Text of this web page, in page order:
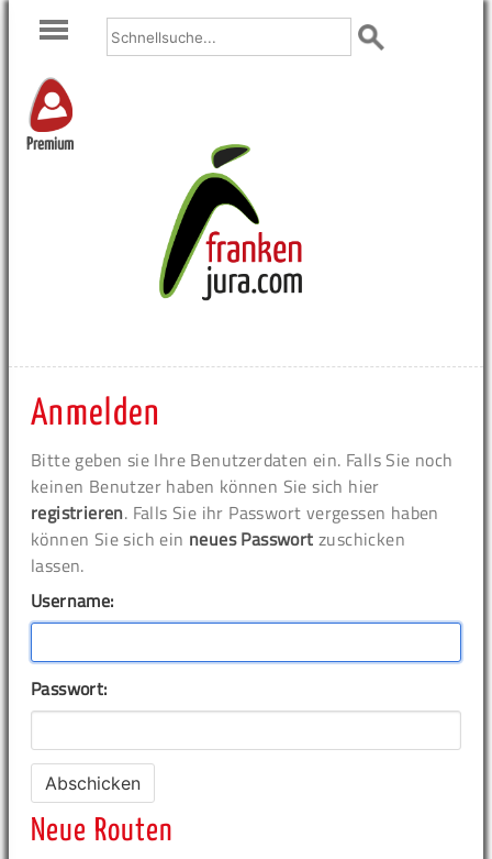
Premium
Anmelden
Bitte geben sie Ihre Benutzerdaten ein. Falls Sie noch
keinen Benutzer haben können Sie sich hier
registrieren. Falls Sie ihr Passwort vergessen haben
können Sie sich ein neues Passwort zuschicken
lassen.
Username:
Passwort:
Neue Routen